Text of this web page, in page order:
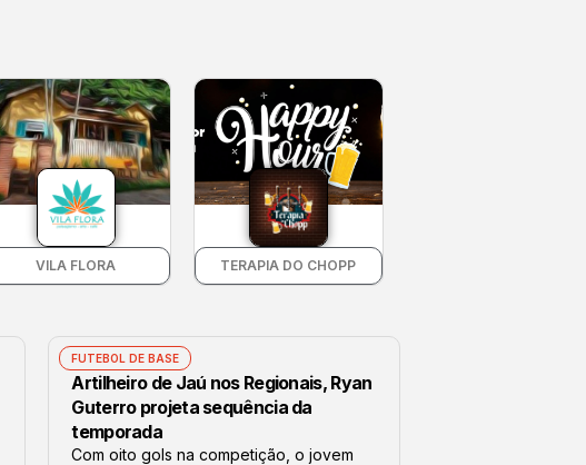
VILA FLORA TERAPIA DO CHOPP
FUTEBOL DE BASE
Artilheiro de Jaú nos Regionais, Ryan
Guterro projeta sequência da
temporada
Com oito gols na competição, o jovem